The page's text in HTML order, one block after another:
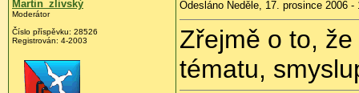
Martin_zlivský
Moderátor
Číslo příspěvku: 28526
Registrován: 4-2003
Odesláno Neděle, 17. prosince 2006 -
Zřejmě o to,
tématu,